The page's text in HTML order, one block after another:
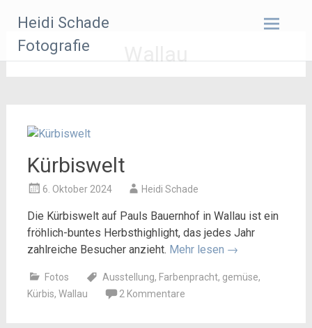
Inhalt
springen
Heidi Schade
Fotografie
Wallau
Kürbiswelt
6. Oktober 2024 Heidi Schade
Die Kürbiswelt auf Pauls Bauernhof in Wallau ist ein
fröhlich-buntes Herbsthighlight, das jedes Jahr
zahlreiche Besucher anzieht. Mehr lesen →
Fotos Ausstellung, Farbenpracht, gemüse,
Kürbis, Wallau 2 Kommentare